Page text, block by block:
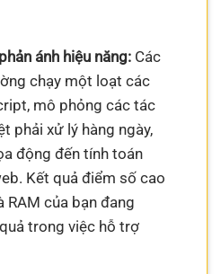
ánh hiệu năng:Các
chạy một loạt các
mô phỏng các tác
phải xử lý hàng ngày,
động đến tính toán
Kết quả điểm số cao
RAM của bạn đang
trong việc hỗ trợ